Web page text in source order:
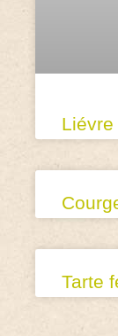
Tarte